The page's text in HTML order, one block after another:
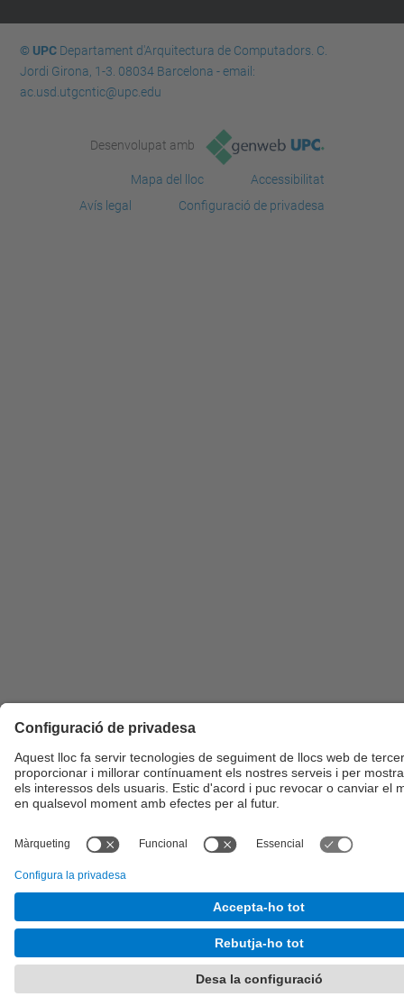
© UPCDepartament d'Arquitectura de Computadors. C.
Jordi Girona, 1-3. 08034 Barcelona - email:
ac.usd.utgcntic@upc.edu
Desenvolupat amb
Mapa del lloc
Accessibilitat
Avís legal
Configuració de privadesa